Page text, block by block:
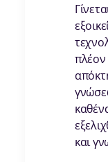
πλέον
και